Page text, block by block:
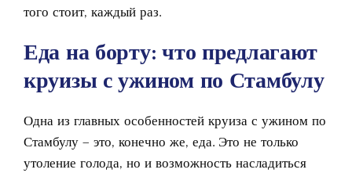
того стоит, каждый раз.
Еда на борту: что предлагают
круизы с ужином по Стамбулу
Одна из главных особенностей круиза с ужином по
Стамбулу – это, конечно же, еда. Это не только
утоление голода, но и возможность насладиться